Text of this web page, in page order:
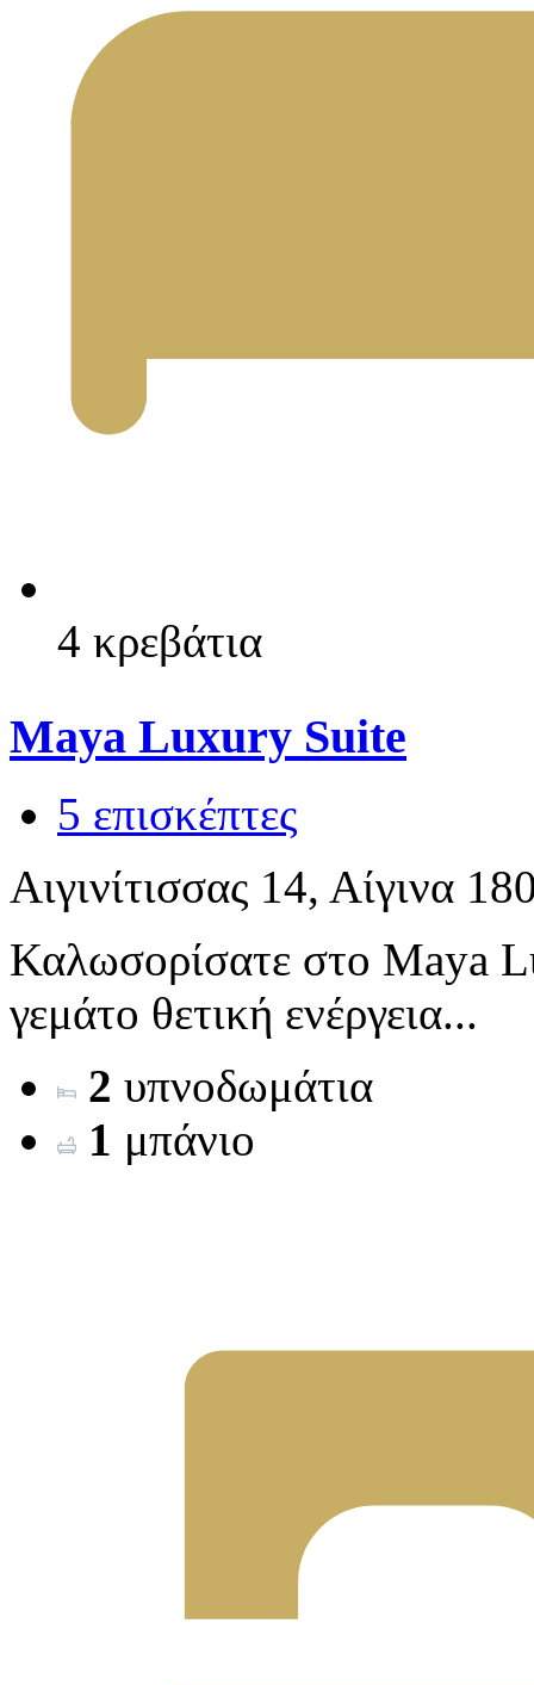
4 κρεβάτια
Maya Luxury Suite
5 επισκέπτες
Αιγινίτισσας 14, Αίγινα
Καλωσορίσατε στο Maya
γεμάτο θετική ενέργεια...
2 υπνοδωμάτια
1 μπάνιο